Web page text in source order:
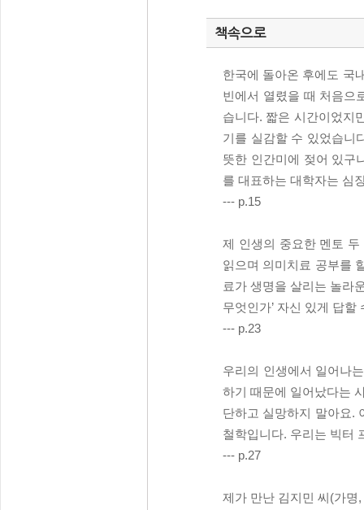
책속으로
한국에 돌아온 후에도 국
빈에서 열렸을 때 처음으
습니다. 짧은 시간이었지
기를 실감할 수 있었습니
뜻한 인간미에 젖어 있구
를 대표하는 대학자는 심
--- p.15
제 인생의 중요한 멘토
읽으며 의미치료 공부를
료가 생명을 살리는 놀라
무엇인가’ 자신 있게 답
--- p.23
우리의 인생에서 일어나
하기 때문에 일어났다는
단하고 실망하지 말아요.
철학입니다. 우리는 빅터
--- p.27
제가 만난 김지민 씨(가명